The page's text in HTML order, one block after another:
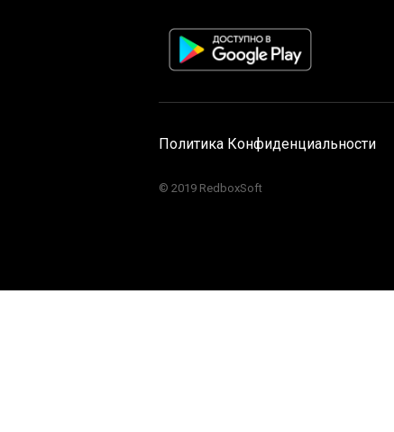
Политика Конфиденциальности
© 2019 RedboxSoft